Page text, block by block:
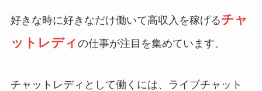
好きな時に好きなだけ働いて高収入を稼げるチャ
ットレディ の仕事が注目を集めています。
チャットレディとして働くには、ライブチャット